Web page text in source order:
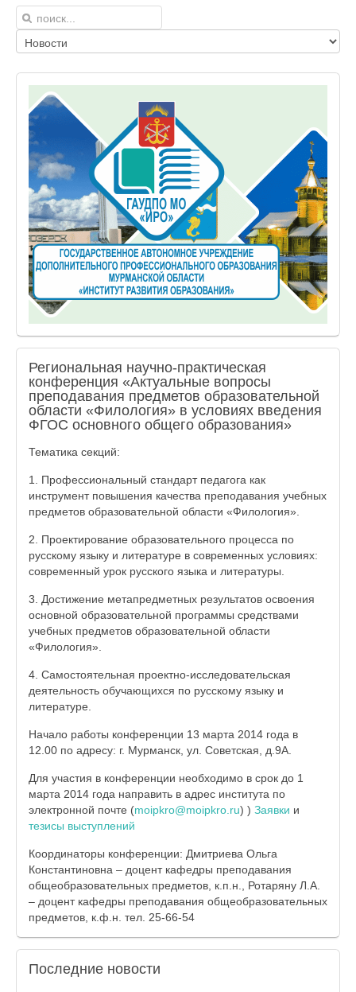
Региональная научно-практическая
конференция «Актуальные вопросы
преподавания предметов образовательной
области «Филология» в условиях введения
ФГОС основного общего образования»
Тематика секций:
1. Профессиональный стандарт педагога как
инструмент повышения качества преподавания учебных
предметов образовательной области «Филология».
2. Проектирование образовательного процесса по
русскому языку и литературе в современных условиях:
современный урок русского языка и литературы.
3. Достижение метапредметных результатов освоения
основной образовательной программы средствами
учебных предметов образовательной области
«Филология».
4. Самостоятельная проектно-исследовательская
деятельность обучающихся по русскому языку и
литературе.
Начало работы конференции 13 марта 2014 года в
12.00 по адресу: г. Мурманск, ул. Советская, д.9А.
Для участия в конференции необходимо в срок до 1
марта 2014 года направить в адрес института по
электронной почте (moipkro@moipkro.ru) ) Заявки и
тезисы выступлений
Координаторы конференции: Дмитриева Ольга
Константиновна – доцент кафедры преподавания
общеобразовательных предметов, к.п.н., Ротаряну Л.А.
– доцент кафедры преподавания общеобразовательных
предметов, к.ф.н. тел. 25-66-54
Последние новости